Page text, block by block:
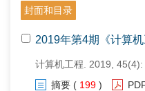
封面和目录
2019年第4期《计算
计算机工程. 2019, 45(4):
摘要 ( 199 )